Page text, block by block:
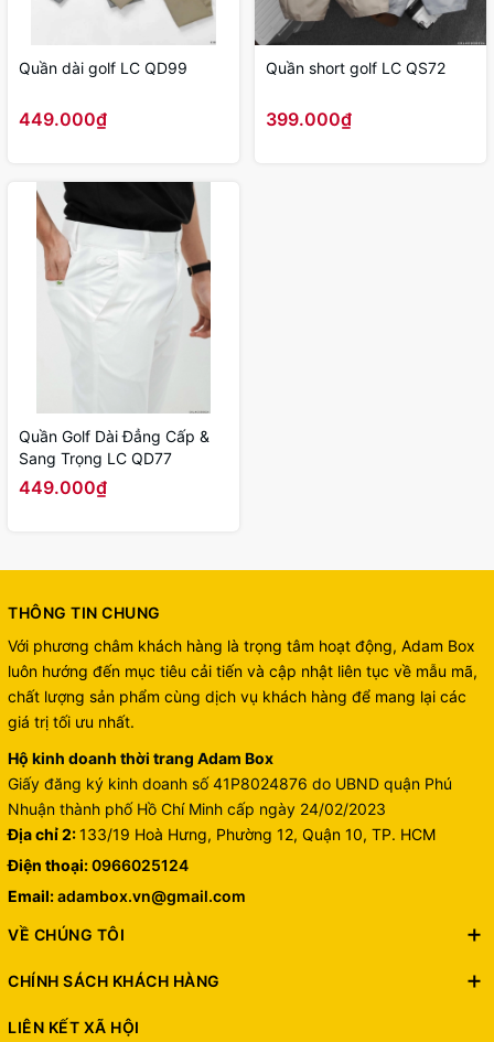
Quần dài golf LC QD99
449.000₫
Quần short golf LC QS72
399.000₫
Quần Golf Dài Đẳng Cấp &
Sang Trọng LC QD77
449.000₫
THÔNG TIN CHUNG
Với phương châm khách hàng là trọng tâm hoạt động, Adam Box
luôn hướng đến mục tiêu cải tiến và cập nhật liên tục về mẫu mã,
chất lượng sản phẩm cùng dịch vụ khách hàng để mang lại các
giá trị tối ưu nhất.
Hộ kinh doanh thời trang Adam Box
Giấy đăng ký kinh doanh số 41P8024876 do UBND quận Phú
Nhuận thành phố Hồ Chí Minh cấp ngày 24/02/2023
Địa chỉ 2:133/19 Hoà Hưng, Phường 12, Quận 10, TP. HCM
Điện thoại:0966025124
Email:adambox.vn@gmail.com
VỀ CHÚNG TÔI
CHÍNH SÁCH KHÁCH HÀNG
LIÊN KẾT XÃ HỘI